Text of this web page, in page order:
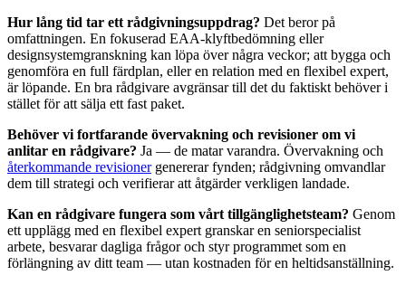
Hur lång tid tar ett rådgivningsuppdrag? Det beror på
omfattningen. En fokuserad EAA-klyftbedömning eller
designsystemgranskning kan löpa över några veckor; att bygga och
genomföra en full färdplan, eller en relation med en flexibel expert,
är löpande. En bra rådgivare avgränsar till det du faktiskt behöver i
stället för att sälja ett fast paket.
Behöver vi fortfarande övervakning och revisioner om vi
anlitar en rådgivare? Ja — de matar varandra. Övervakning och
återkommande revisionergenererar fynden; rådgivning omvandlar
dem till strategi och verifierar att åtgärder verkligen landade.
Kan en rådgivare fungera som vårt tillgänglighetsteam? Genom
ett upplägg med en flexibel expert granskar en seniorspecialist
arbete, besvarar dagliga frågor och styr programmet som en
förlängning av ditt team — utan kostnaden för en heltidsanställning.